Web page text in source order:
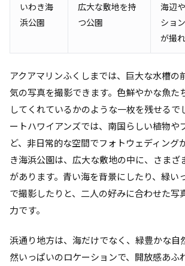
いわき海
浜公園
広大な敷地を持
つ公園
海辺
ショ
が撮
アクアマリンふくしまでは、巨大な水槽の
気の写真を撮影できます。色鮮やかな魚た
してくれているかのような一枚を残せるで
ートハワイアンズでは、南国らしい植物や
ど、非日常的な空間でフォトウェディング
き海浜公園は、広大な敷地の中に、さまざ
があります。青い海を背景にしたり、緑い
で撮影したりと、二人の好みに合わせた写
力です。
浜通り地方は、海だけでなく、緑豊かな自
然いっぱいのロケーションで、開放感あふ